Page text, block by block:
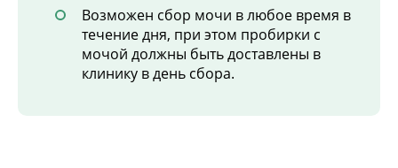
Возможен сбор мочи в любое время в
течение дня, при этом пробирки с
мочой должны быть доставлены в
клинику в день сбора.